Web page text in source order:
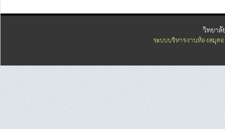
วิทยาลั
ระบบบริหารงานห้องสมุด